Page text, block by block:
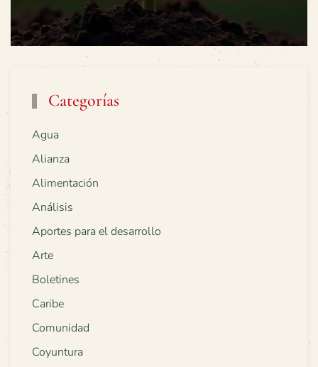
Categorías
Agua
Alianza
Alimentación
Análisis
Aportes para el desarrollo
Arte
Boletines
Caribe
Comunidad
Coyuntura